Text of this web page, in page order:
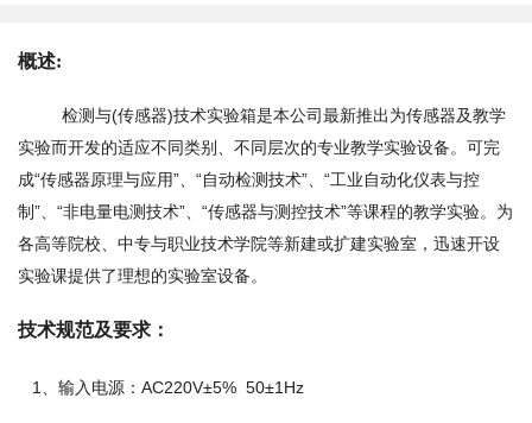
概述:
检测与(传感器)技术实验箱是本公司最新推出为传感器及教学
实验而开发的适应不同类别、不同层次的专业教学实验设备。可完
成“传感器原理与应用”、“自动检测技术”、“工业自动化仪表与控
制”、“非电量电测技术”、“传感器与测控技术”等课程的教学实验。为
各高等院校、中专与职业技术学院等新建或扩建实验室，迅速开设
实验课提供了理想的实验室设备。
技术规范及要求：
1、输入电源：AC220V±5% 50±1Hz